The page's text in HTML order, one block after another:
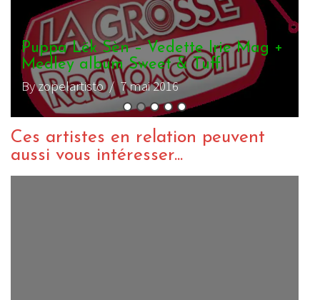
Puppa Lëk Sèn : Sweet & Tuff / Lives
Acoustiques
By zopelartisto/ 12 décembre 2015
Ces artistes en relation peuvent
aussi vous intéresser...